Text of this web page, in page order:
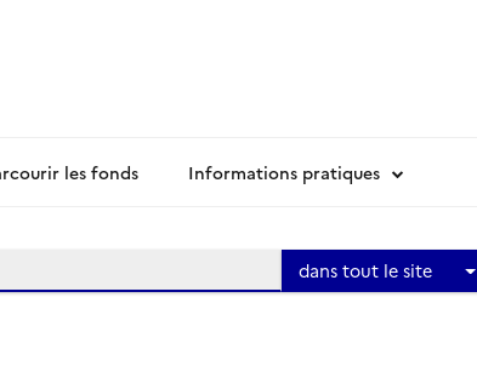
les fonds Informations pratiques
dans tout le site